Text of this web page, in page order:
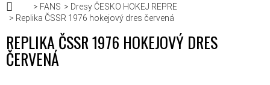
Domů
FANS
Dresy ČESKO HOKEJ REPRE
Replika ČSSR 1976 hokejový dres červená
REPLIKA ČSSR 1976 HOKEJOVÝ DRES
ČERVENÁ